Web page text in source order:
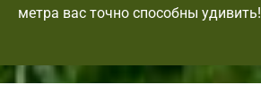
метра вас точно способны удивить!